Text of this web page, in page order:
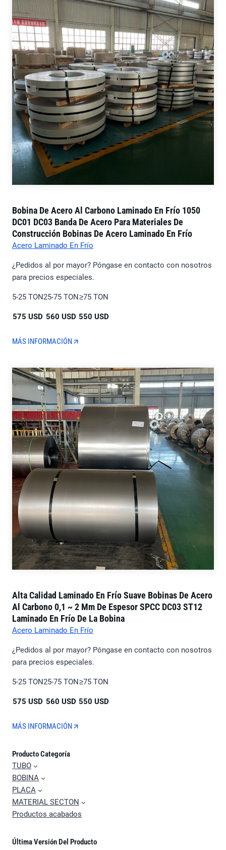
Producto Categoría
TUBO
BOBINA
PLACA
MATERIAL SECTON
Productos acabados
Última Versión Del Producto
Bobina De Acero Al Carbono Laminado En Frío 1050
DC01 DC03 Banda De Acero Para Materiales De
Construcción Bobinas De Acero Laminado En Frío
Acero Laminado En Frío
¿Pedidos al por mayor? Póngase en contacto con nosotros
para precios especiales.
5-25 TON
575 USD
25-75 TON
560 USD
≥75 TON
550 USD
MÁS INFORMACIÓN
Alta Calidad Laminado En Frío Suave Bobinas De Acero
Al Carbono 0,1 ~ 2 Mm De Espesor SPCC DC03 ST12
Laminado En Frío De La Bobina
Acero Laminado En Frío
¿Pedidos al por mayor? Póngase en contacto con nosotros
para precios especiales.
5-25 TON
575 USD
25-75 TON
560 USD
≥75 TON
550 USD
MÁS INFORMACIÓN